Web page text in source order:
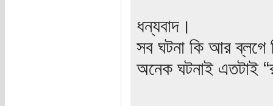
ধন্যবাদ।
সব ঘটনা কি আর ব্লগে
অনেক ঘটনাই এতটাই